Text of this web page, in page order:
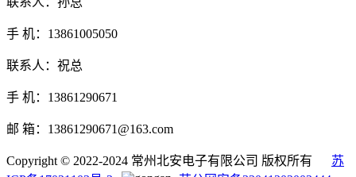
手 机：13861005050
联系人：祝总
手 机：13861290671
邮 箱：13861290671@163.com
Copyright © 2022-2024 常州北安电子有限公司 版权所有 苏